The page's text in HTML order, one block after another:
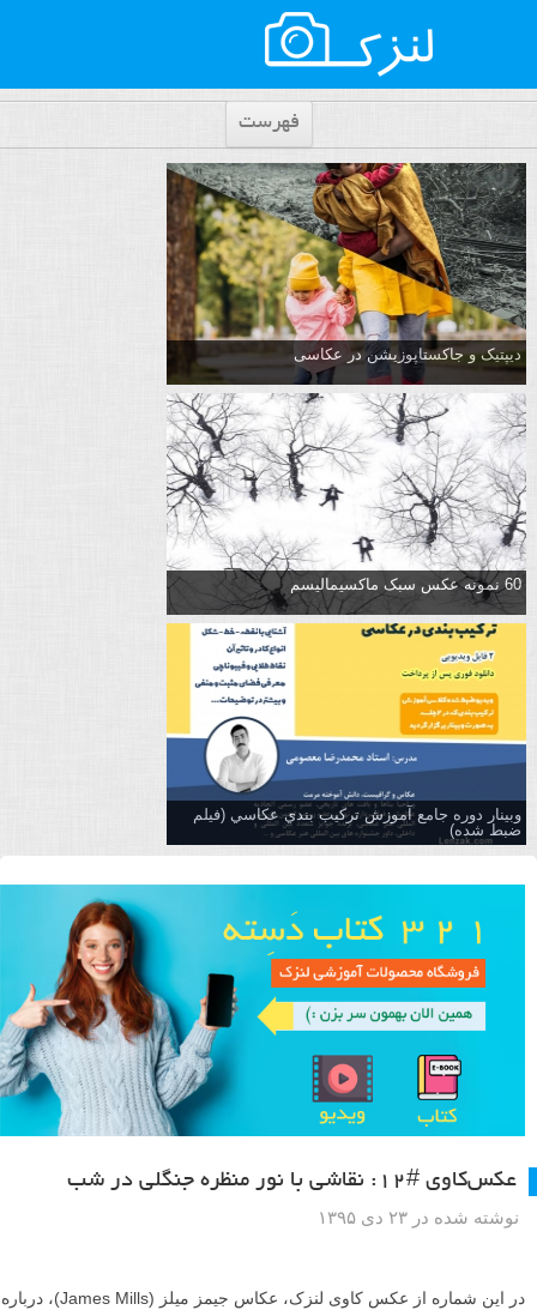
فهرست
دیپتیک و جاکستا‌پوزیشن در عکاسی
60 نمونه عکس سبک ماکسیمالیسم
وبینار دوره جامع آموزش تركيب بندي عكاسي (فیلم
ضبط شده)
عکس‌کاوی #۱۲: نقاشی با نور منظره جنگلی در شب
نوشته شده در ۲۳ دی ۱۳۹۵
در این شماره از عکس کاوی لنزک، عکاس جیمز میلز (James Mills)، درباره